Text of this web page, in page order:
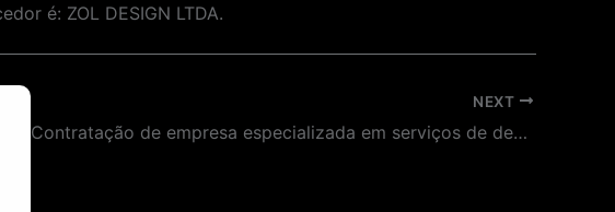
é: ZOL DESIGN LTDA.
NEXT
Contratação de empresa especializada em serviços de desenvolvimento de comunicação visual e designer para o evento do “Dia Internacional da Língua Portuguesa” (título provisório)